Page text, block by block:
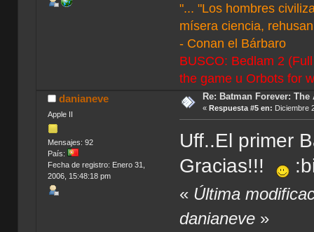
"... "Los hombres
mísera ciencia,
- Conan el Bárbaro
BUSCO: Bedlam 2
the game u Orbots for
danianeve
Apple II
Mensajes: 92
País:
Fecha de registro: Enero 31,
2006, 15:48:18 pm
Re: Batman Forever: The
« Respuesta #5 en: Diciembre
Uff..El primer
Gracias!!!
« Última
danianeve »